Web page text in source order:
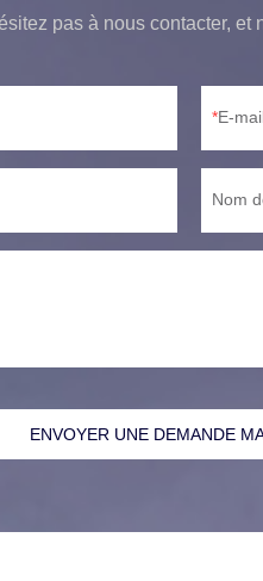
pas à nous contacter,
E-
Nom
ENVOYER UNE DEMANDE